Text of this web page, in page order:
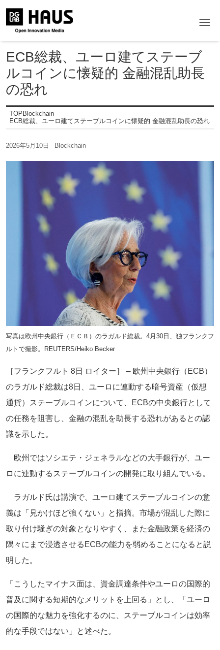
ECB総裁、ユーロ建てステーブ
ルコインに懐疑的 金融混乱助長
の恐れ
TOP Blockchain
ECB総裁、ユーロ建てステーブルコインに懐疑的 金融混乱助長の恐れ
2026年5月10日 Blockchain
写真は欧州中央銀行（ＥＣＢ）のラガルド総裁。4月30日、独フランクフ
ルトで撮影。REUTERS/Heiko Becker
［フランクフルト 8日 ロイター］ – 欧州中央銀行（ECB）
のラガルド総裁は8日、ユーロに連動する暗号資産（仮想
通貨）ステーブルコインについて、ECBの中央銀行として
の任務を阻害し、金融の混乱を助長する恐れがあるとの認
識を示した。
欧州ではソシエテ・ジェネラルなどの大手銀行が、ユー
ロに連動するステーブルコインの開発に取り組んでいる。
ラガルド氏は講演で、ユーロ建てステーブルコインの意
義は「見かけほど強くない」と指摘。市場が混乱した際に
取り付け騒ぎの対象となりやすく、また金融政策を経済の
隅々にまで浸透させるECBの能力を弱めることになると説
明した。
「こうしたマイナス面は、資金調達条件やユーロの国際的
普及に関する短期的なメリットを上回る」とし、「ユーロ
の国際的な魅力を強化するのに、ステーブルコインは効率
的な手段ではない」と述べた。